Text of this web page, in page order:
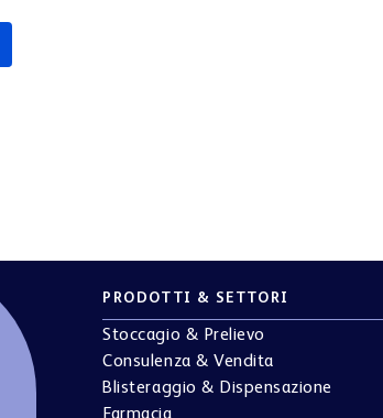
PRODOTTI & SETTORI
Stoccagio & Prelievo
Consulenza & Vendita
Blisteraggio & Dispensazione